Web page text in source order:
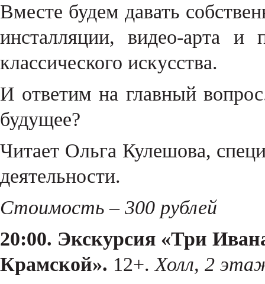
Вместе будем давать
инсталляции, видео-арта и
классического искусства.
И ответим на главный
будущее?
Читает Ольга Кулешова,
деятельности.
Стоимость – 300 рублей
20:00. Экскурсия «Три
Крамской». 12+. Холл, 2